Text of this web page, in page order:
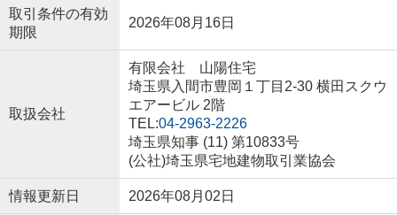
取引条件の有効
期限
2026年08月16日
取扱会社
有限会社 山陽住宅
埼玉県入間市豊岡１丁目2-30 横田スクウ
エアービル 2階
TEL:04-2963-2226
埼玉県知事 (11) 第10833号
(公社)埼玉県宅地建物取引業協会
情報更新日 2026年08月02日